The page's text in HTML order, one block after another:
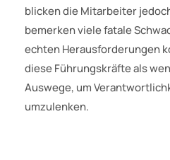
blicken die Mitarbeiter
bemerken viele fatale
echten Herausforderungen
diese Führungskräfte als
Auswege, um
umzulenken.